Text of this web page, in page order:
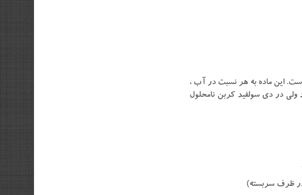
این ماده به هر نسبت در آب ،
ولی در دی سولفید کربن نامحلول